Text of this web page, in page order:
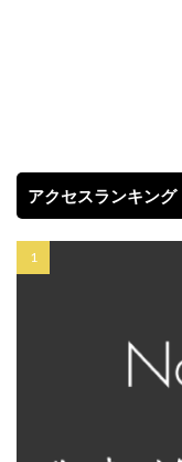
アクセスランキング